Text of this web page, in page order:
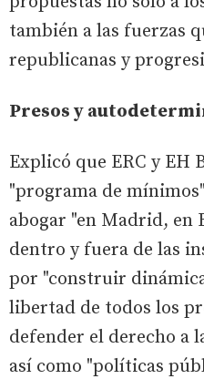
también a las fuerzas
republicanas y
Presos y
Explicó que ERC y EH
"programa de
abogar "en Madrid, en
dentro y fuera de las
por "construir
libertad de todos los
defender el derecho a
así como "políticas